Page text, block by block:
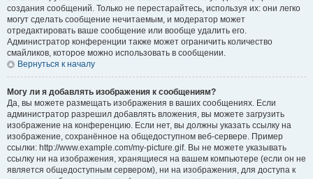
создания сообщений. Только не перестарайтесь, используя их: они легко
могут сделать сообщение нечитаемым, и модератор может
отредактировать ваше сообщение или вообще удалить его.
Администратор конференции также может ограничить количество
смайликов, которое можно использовать в сообщении.
Вернуться к началу
Могу ли я добавлять изображения к сообщениям?
Да, вы можете размещать изображения в ваших сообщениях. Если
администратор разрешил добавлять вложения, вы можете загрузить
изображение на конференцию. Если нет, вы должны указать ссылку на
изображение, сохранённое на общедоступном веб-сервере. Пример
ссылки: http://www.example.com/my-picture.gif. Вы не можете указывать
ссылку ни на изображения, хранящиеся на вашем компьютере (если он не
является общедоступным сервером), ни на изображения, для доступа к